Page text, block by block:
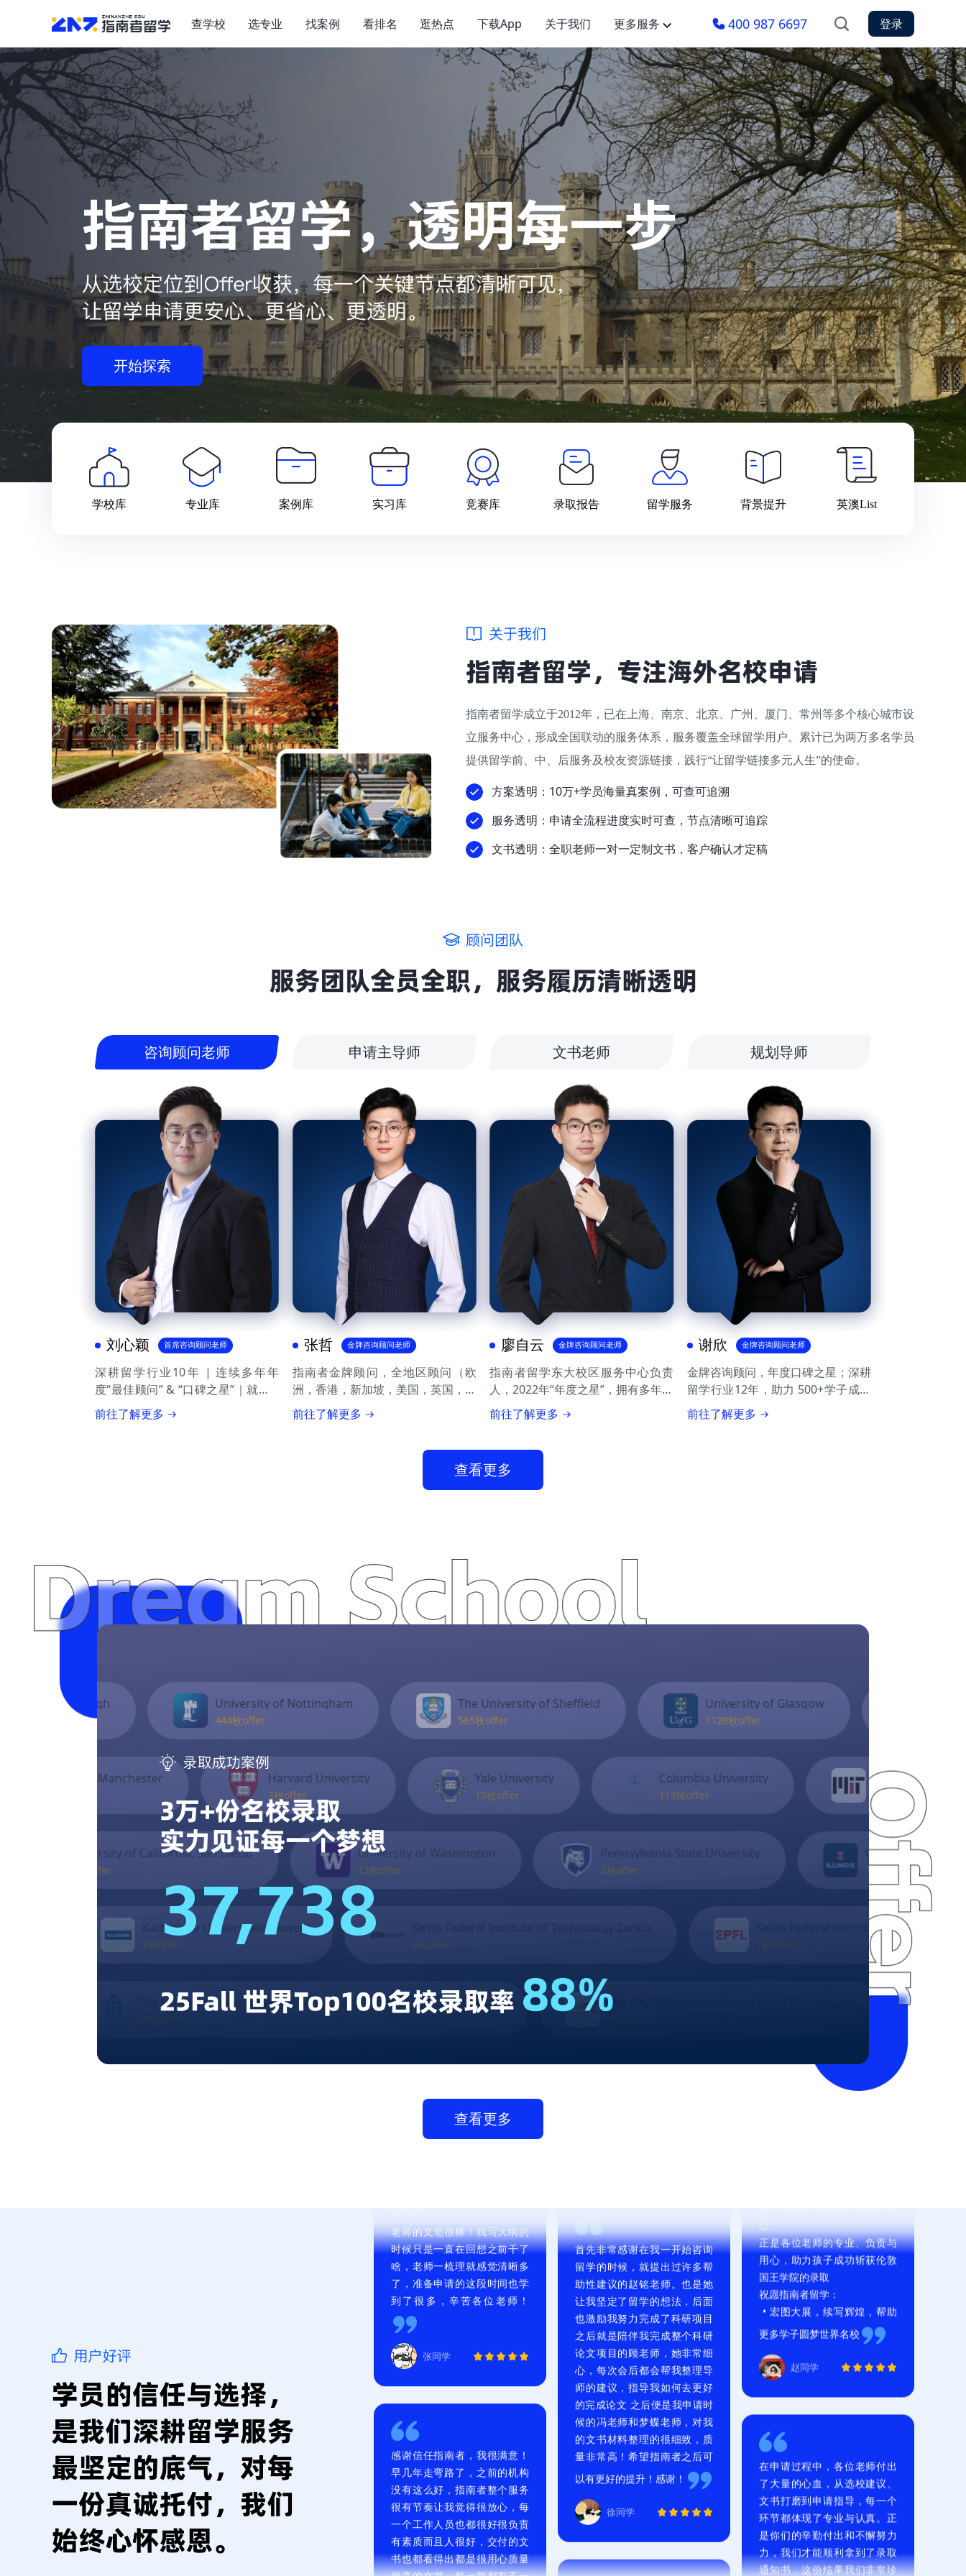
查学校 选专业 找案例 看排名 逛热点 下载App 关于我们 更多服务 400 987 6697 登录
开始探索
学校库 专业库 案例库 实习库 竞赛库 录取报告 留学服务 背景提升 英澳List
指南者留学，专注海外名校申请
指南者留学成立于2012年，已在上海、南京、北京、广州、厦门、常州等多个核心城市设
立服务中心，形成全国联动的服务体系，服务覆盖全球留学用户。累计已为两万多名学员
提供留学前、中、后服务及校友资源链接，践行“让留学链接多元人生”的使命。
方案透明：10万+学员海量真案例，可查可追溯
服务透明：申请全流程进度实时可查，节点清晰可追踪
文书透明：全职老师一对一定制文书，客户确认才定稿
服务团队全员全职，服务履历清晰透明
咨询顾问老师 申请主导师 文书老师 规划导师
刘心颖 首席咨询顾问老师
深耕留学行业10年 | 连续多年年
度“最佳顾问” & “口碑之星”｜就业&
升学双轨驱动，只做有结果的留学申
请规划 | 南大校区负责人
前往了解更多
张哲 金牌咨询顾问老师
指南者金牌顾问，全地区顾问（欧
洲，香港，新加坡，美国，英国，加
拿大，澳洲），华南理工大学校区负
责人，多次带学生斩获耶鲁，斯坦
取，有创业经历，认知高，熟知各种
行业领域及职业前景，熟知各专业信
息，挖掘学生亮点，通过科学的申请
前往了解更多
廖自云 金牌咨询顾问老师
指南者留学东大校区服务中心负责
人，2022年“年度之星”，拥有多年跨
国集团工作和海外生活经历。擅长职
业发展规划，根据学员的发展方向制
理想offer并走向心仪的工作岗位。
为热爱奔赴，将留学工作定位为终身
事业
前往了解更多
谢欣 金牌咨询顾问老师
金牌咨询顾问，年度口碑之星；深耕
留学行业12年，助力 500+学子成功
斩获世界TOP50录取；善于定制差
异化申请策略，精准选校 & 背景提
前往了解更多
查看更多
University of Nottingham
444枚offer
The University of Sheffield
565枚offer
University of Glasgow
1128枚offer
University of Birmingham
745枚offer
Harvard University
3枚offer
Yale University
15枚offer
Columbia University
113枚offer
Massachusetts Institute of Technology
1枚offer
San Diego University of Washington Pennsylvania State University University of Illinois at Urbana-Champaign
Katholieke Universiteit Leuven Swiss Federal Institute of Technology Zurich Swiss Federal Institute of Technology in Lausa
The Hong Kong University of Science and Technology (Guangzhou) The City University of Hong Kong (Dongguan) The Chinese
3万+份名校录取
实力见证每一个梦想
37,738
查看更多
感谢信任指南者，我很满意！
早几年走弯路了，之前的机构
没有这么好，指南者整个服务
很有节奏让我觉得很放心，每
一个工作人员也都很好很负责
有素质而且人很好，交付的文
书也都看得出都是很用心质量
很高的文书，每一篇都有不一
样的地方，能感受到对我的深
度了解。总之真的还是蛮专业
验都很不错。
王同学
我觉得很专业，很棒，我很喜
offer,谢谢各位专业的老师，谢
谢指南者所有的老师。
陈同学
我觉得挺幸福，选了咱们机
构，晚上发信息秒回，一直在
了！很有耐心也非常懂我们需
心细致的回复，感谢林老师在
的文书。我们圆满完成了26fall
最后收官申请。港大的法学也
了，准备申请的这段时间也学
到了很多，辛苦各位老师！
张同学
没有这么好，指南者整个服务
很有节奏让我觉得很放心，每
一个工作人员也都很好很负责
有素质而且人很好，交付的文
书也都看得出都是很用心质量
很高的文书，每一篇都有不一
样的地方，能感受到对我的深
度了解。总之真的还是蛮专业
的不管软件还是硬件给我的体
首先非常感谢在我一开始咨询
留学的时候，就提出过许多帮
助性建议的赵铭老师。也是她
让我坚定了留学的想法，后面
也激励我努力完成了科研项目
之后就是陪伴我完成整个科研
论文项目的顾老师，她非常细
心，每次会后都会帮我整理导
师的建议，指导我如何去更好
的完成论文 之后便是我申请时
候的冯老师和梦蝶老师，对我
的文书材料整理的很细致，质
量非常高！希望指南者之后可
以有更好的提升！感谢！
徐同学
在申请过程中，各位老师付出
了大量的心血，从选校建议、
文书打磨到申请指导，每一个
环节都体现了专业与认真。正
是你们的辛勤付出和不懈努力
力，我们才能顺利拿到了录取
通知书，这份结果我们非常珍
视。贵机构的专业服务和对学
生的关心，我们始终铭记在
心。衷心祝愿贵机构事业蒸蒸
日上，帮助更多学子圆梦!
张同学
老师们在帮忙申请学校的过程
者，专业的规划，精准的定
offer最有力的保障。多么幸
运，这段征程，是孩子的成长
之旅，亦是我们为人父母的修
行之路，所有的规划与坚守、
陪伴与包容，都化作人生路上
最好的礼物，激励孩子向光而
行，勇敢追梦！
分析孩子背景，精准定位KCL
等冲刺院校，让梦想有了清晰
• 感谢申请老师 —— 把控每一
个时间节点，细致入微确保材
祝愿指南者留学：
• 宏图大展，续写辉煌，帮助
更多学子圆梦世界名校
赵同学
文书打磨到申请指导，每一个
环节都体现了专业与认真。正
是你们的辛勤付出和不懈努力
力，我们才能顺利拿到了录取
通知书，这份结果我们非常珍
视。贵机构的专业服务和对学
生的关心，我们始终铭记在
心。衷心祝愿贵机构事业蒸蒸